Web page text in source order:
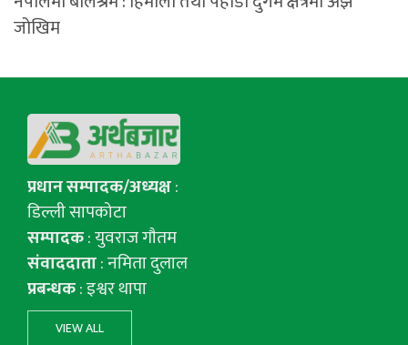
जोखिम
प्रधान सम्पादक/अध्यक्ष:
डिल्ली सापकोटा
सम्पादक: युवराज गाैतम
संवाददाता: नमिता दुलाल
प्रबन्धक: इश्वर थापा
VIEW ALL